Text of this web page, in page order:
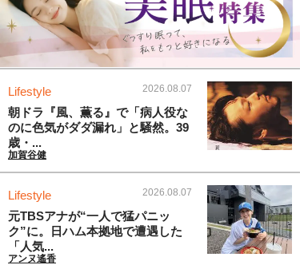
Lifestyle 2026.08.07
朝ドラ『風、薫る』で「病人役な
のに色気がダダ漏れ」と騒然。39
歳・...
加賀谷健
Lifestyle 2026.08.07
元TBSアナが“一人で猛パニッ
ク”に。日ハム本拠地で遭遇した
「人気...
アンヌ遙香